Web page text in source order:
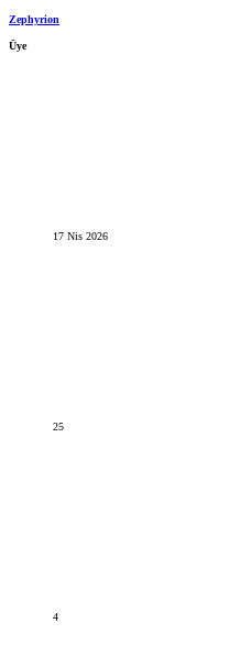
Zephyrion
Üye
17 Nis 2026
25
4